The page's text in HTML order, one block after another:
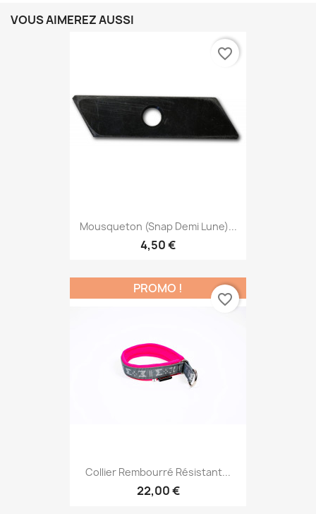
VOUS AIMEREZ AUSSI
Mousqueton (snap Demi Lune)...
4,50 €
favorite_border
Collier Rembourré Résistant...
22,00 €
PROMO !
favorite_border